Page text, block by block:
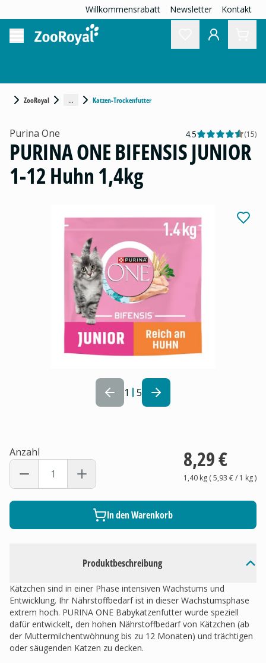
Willkommensrabatt Newsletter Kontakt
ZooRoyal ... Katzen-Trockenfutter
1 5
Produktbeschreibung
Kätzchen sind in einer Phase intensiven Wachstums und
Entwicklung. Ihr Nährstoffbedarf ist in dieser Wachstumsphase
extrem hoch. PURINA ONE Babykatzenfutter wurde speziell
dafür entwickelt, den hohen Nährstoffbedarf von Kätzchen (ab
der Muttermilchentwöhnung bis zu 12 Monaten) und trächtigen
oder säugenden Katzen zu decken.
Purina One 4.5 (15)
PURINA ONE BIFENSIS JUNIOR
1-12 Huhn 1,4kg
Anzahl 8,29 €
1,40 kg(5,93 €/ 1 kg)
In den Warenkorb